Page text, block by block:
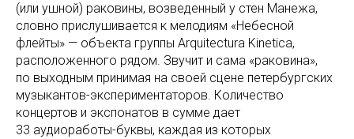
(или ушной) раковины, возведенный у стен Манежа,
словно прислушивается к мелодиям «Небесной
флейты» — объекта группы Arquitectura Kinetica,
расположенного рядом. Звучит и сама «раковина»,
по выходным принимая на своей сцене петербургских
музыкантов-экспериментаторов. Количество
концертов и экспонатов в сумме дает
33 аудиоработы-буквы, каждая из которых